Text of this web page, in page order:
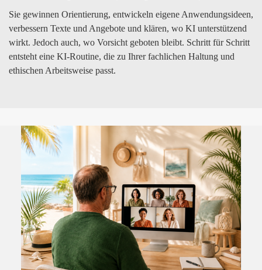
Sie gewinnen Orientierung, entwickeln eigene Anwendungsideen,
verbessern Texte und Angebote und klären, wo KI unterstützend
wirkt. Jedoch auch, wo Vorsicht geboten bleibt. Schritt für Schritt
entsteht eine KI-Routine, die zu Ihrer fachlichen Haltung und
ethischen Arbeitsweise passt.